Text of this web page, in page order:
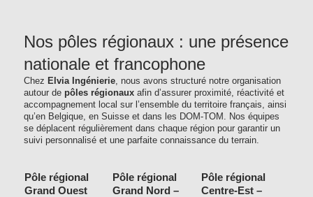
Nos pôles régionaux : une présence
nationale et francophone
Chez Elvia Ingénierie, nous avons structuré notre organisation
autour de pôles régionaux afin d’assurer proximité, réactivité et
accompagnement local sur l’ensemble du territoire français, ainsi
qu’en Belgique, en Suisse et dans les DOM-TOM. Nos équipes
se déplacent régulièrement dans chaque région pour garantir un
suivi personnalisé et une parfaite connaissance du terrain.
Pôle régional
Grand Ouest
Pôle régional
Grand Nord –
Pôle régional
Centre-Est –